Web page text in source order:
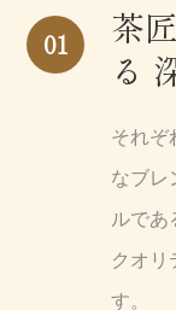
01
茶
る
それぞ
なブレ
ルで
クオリ
す。